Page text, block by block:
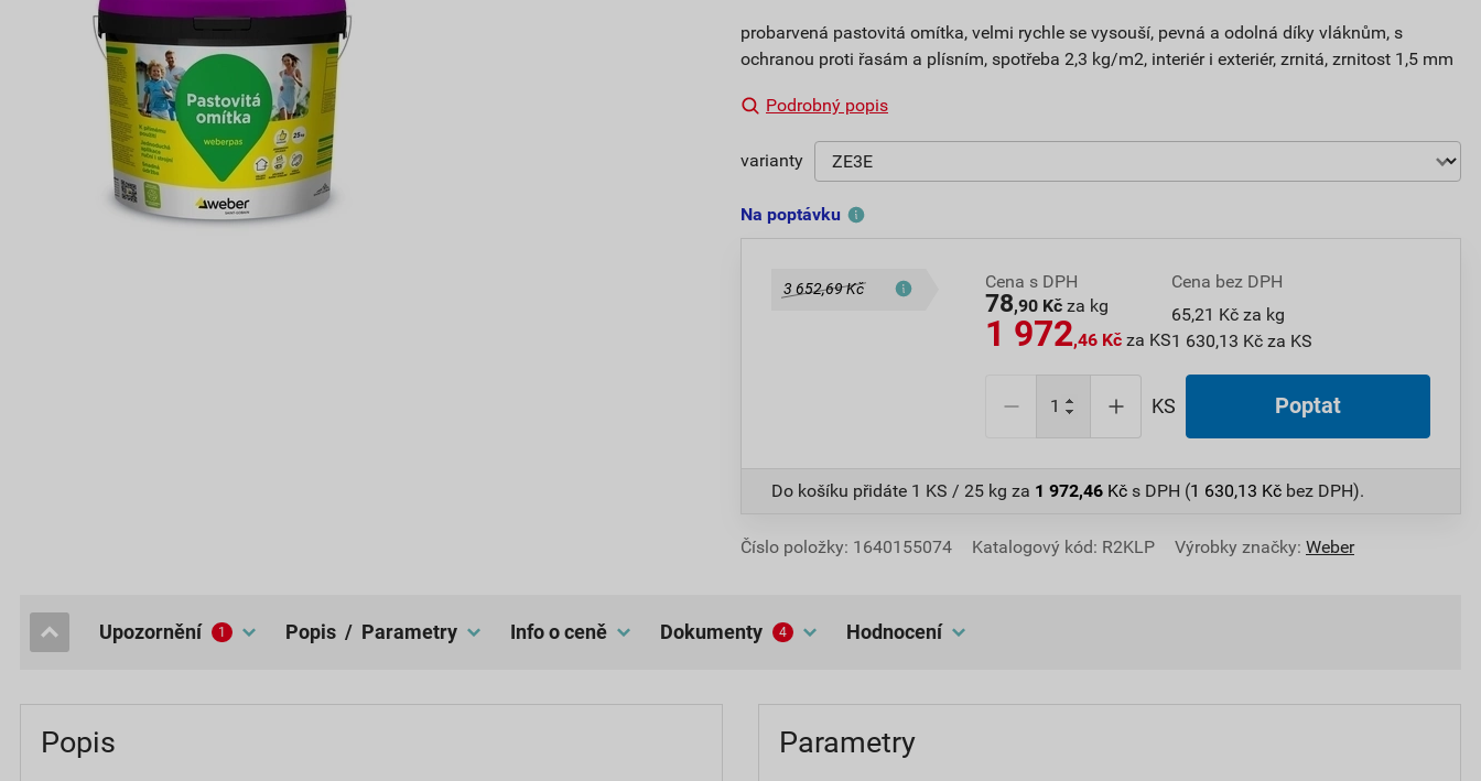
probarvená pastovitá omítka, velmi rychle se vysouší, pevná a odolná díky vláknům, s
ochranou proti řasám a plísním, spotřeba 2,3 kg/m2, interiér i exteriér, zrnitá, zrnitost 1,5 mm
Podrobný popis
varianty
Na poptávku
3 652,69 Kč Cena s DPH
78,90 Kč za kg
1 972,46 Kč za KS
Cena bez DPH
65,21 Kč za kg
1 630,13 Kč za KS
KS Poptat
Do košíku přidáte 1 KS / 25 kg za 1 972,46 Kč s DPH (1 630,13 Kč bez DPH).
Číslo položky: 1640155074 Katalogový kód: R2KLP Výrobky značky: Weber
popis / Parametry
upozornění 1 Info o ceně dokumenty 4 hodnocení
Popis Parametry